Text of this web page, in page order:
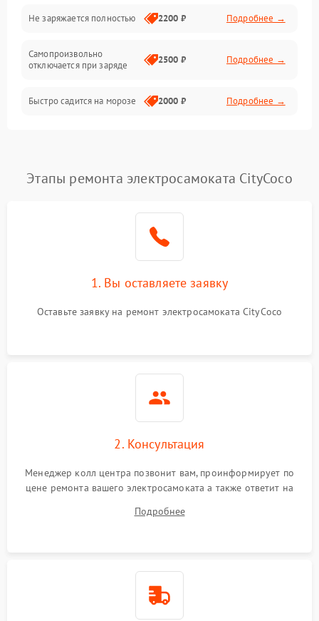
Не заряжается полностью 2200 ₽ Подробнее →
Самопроизвольно
отключается при заряде
2500 ₽ Подробнее →
Быстро садится на морозе 2000 ₽ Подробнее →
Этапы ремонта электросамоката CityCoco
1. Вы оставляете заявку
Оставьте заявку на ремонт электросамоката CityCoco
2. Консультация
Менеджер колл центра позвонит вам, проинформирует по
цене ремонта вашего электросамоката а также ответит на
Подробнее